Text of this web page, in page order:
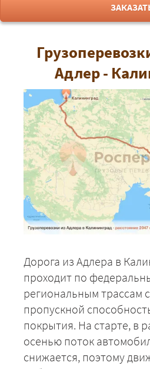
Адлер -
Дорога из Адлера в
проходит по
региональным трассам
пропускной
покрытия. На старте, в
осенью поток
снижается, поэтому